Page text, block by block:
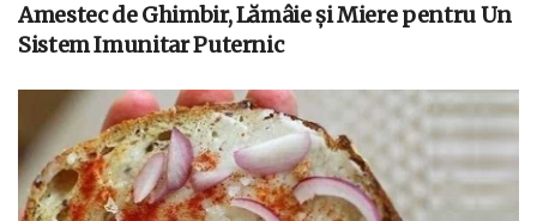
Amestec de Ghimbir, Lămâie și Miere pentru Un
Sistem Imunitar Puternic